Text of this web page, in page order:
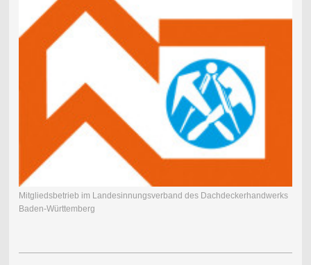
Mitgliedsbetrieb im Landesinnungsverband des Dachdeckerhandwerks
Baden-Württemberg